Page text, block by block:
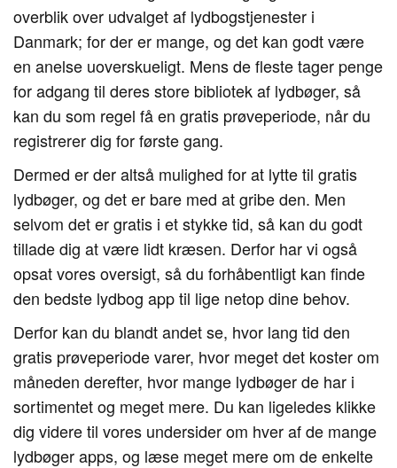
overblik over udvalget af lydbogstjenester i
Danmark; for der er mange, og det kan godt være
en anelse uoverskueligt. Mens de fleste tager penge
for adgang til deres store bibliotek af lydbøger, så
kan du som regel få en gratis prøveperiode, når du
registrerer dig for første gang.
Dermed er der altså mulighed for at lytte til gratis
lydbøger, og det er bare med at gribe den. Men
selvom det er gratis i et stykke tid, så kan du godt
tillade dig at være lidt kræsen. Derfor har vi også
opsat vores oversigt, så du forhåbentligt kan finde
den bedste lydbog app til lige netop dine behov.
Derfor kan du blandt andet se, hvor lang tid den
gratis prøveperiode varer, hvor meget det koster om
måneden derefter, hvor mange lydbøger de har i
sortimentet og meget mere. Du kan ligeledes klikke
dig videre til vores undersider om hver af de mange
lydbøger apps, og læse meget mere om de enkelte